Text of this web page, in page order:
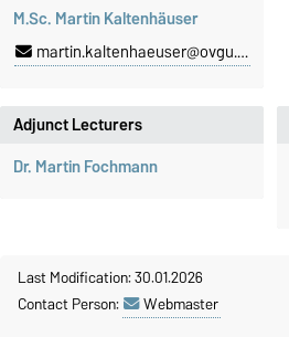
M.Sc. Martin Kaltenhäuser
martin.kaltenhaeuser@ovgu.de
Adjunct Lecturers
Dr. Martin Fochmann
Last Modification: 30.01.2026
Contact Person:
Webmaster